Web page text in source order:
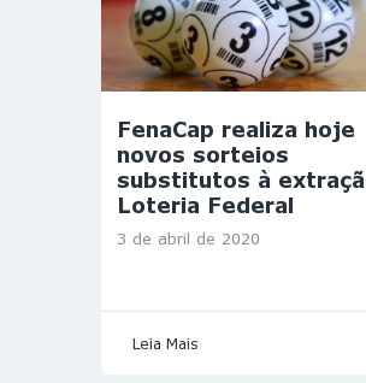
FenaCap realiza hoje
novos sorteios
substitutos à
Loteria Federal
3 de abril de 2020
Leia Mais